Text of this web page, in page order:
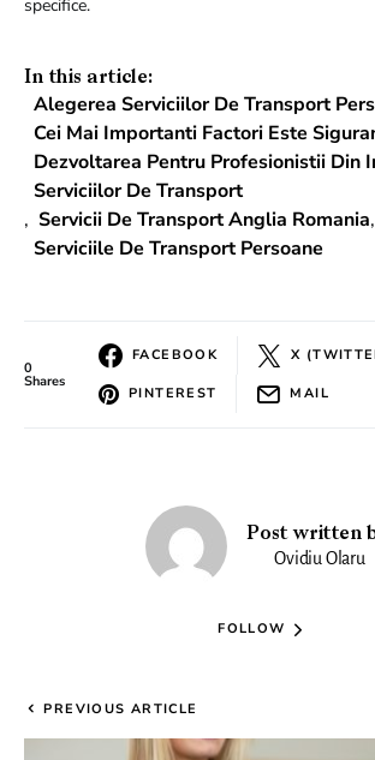
specifice.
In this article:
Alegerea Serviciilor De Transport
Cei Mai Importanti Factori Este
Dezvoltarea Pentru Profesionistii Din
Serviciilor De Transport
, Servicii De Transport Anglia Romania,
Serviciile De Transport Persoane
0
Shares
FACEBOOK X
PINTEREST MAIL
Post written
Ovidiu Olaru
FOLLOW
PREVIOUS ARTICLE